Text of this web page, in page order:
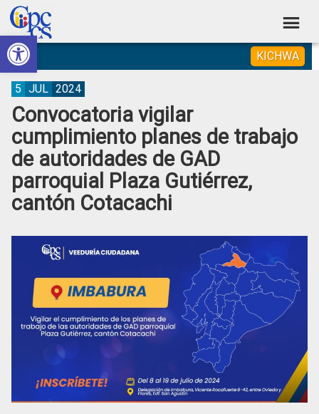
Abrir barra de herramientas
Skip
to
primary
navigation
Skip
to
main
content
Skip
to
primary
sidebar
Skip
to
footer
Consejo
de
Participación
Ciudadana
Control
Social
Construyendo
Poder
Ciudadano
KICHWA
Convocatoria vigilar
cumplimiento planes de trabajo
de autoridades de GAD
parroquial Plaza Gutiérrez,
cantón Cotacachi
5 JUL 2024